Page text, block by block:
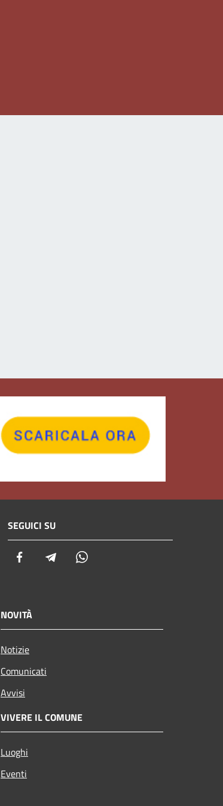
SEGUICI SU
Facebook Telegram
NOVITÀ
Notizie
Comunicati
Avvisi
VIVERE IL COMUNE
Luoghi
Eventi